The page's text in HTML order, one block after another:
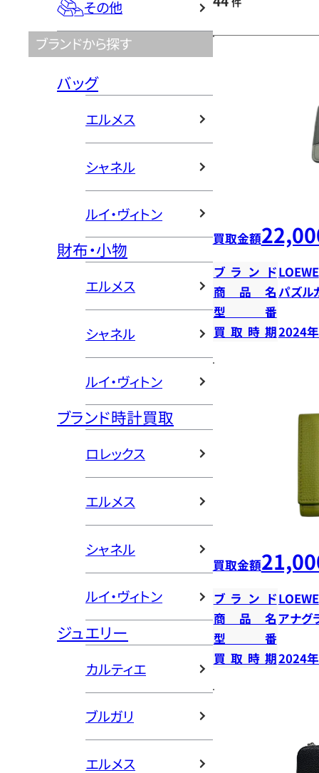
その他
ブランドから探す
バッグ
エルメス
シャネル
ルイ・ヴィトン
財布・小物
エルメス
シャネル
ルイ・ヴィトン
ブランド時計買取
ロレックス
エルメス
シャネル
ルイ・ヴィトン
ジュエリー
カルティエ
ブルガリ
エルメス
買取金額
ブランドLOEWE
商品名パズル
型番
買取時期2024
買取金額
ブランドLOEWE
商品名アナグ
型番
買取時期2024